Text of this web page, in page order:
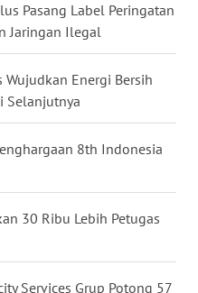
Pasang Label Peringatan
Jaringan Ilegal
Energi Bersih
Selanjutnya
8th Indonesia
30 Ribu Lebih Petugas
Services Grup Potong 57